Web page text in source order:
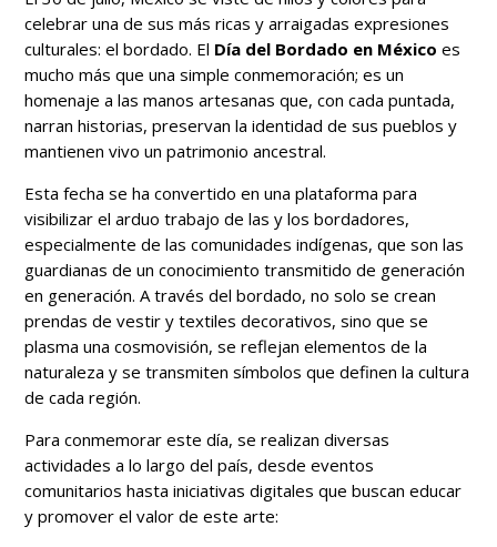
celebrar una de sus más ricas y arraigadas expresiones
culturales: el bordado. El Día del Bordado en México es
mucho más que una simple conmemoración; es un
homenaje a las manos artesanas que, con cada puntada,
narran historias, preservan la identidad de sus pueblos y
mantienen vivo un patrimonio ancestral.
Esta fecha se ha convertido en una plataforma para
visibilizar el arduo trabajo de las y los bordadores,
especialmente de las comunidades indígenas, que son las
guardianas de un conocimiento transmitido de generación
en generación. A través del bordado, no solo se crean
prendas de vestir y textiles decorativos, sino que se
plasma una cosmovisión, se reflejan elementos de la
naturaleza y se transmiten símbolos que definen la cultura
de cada región.
Para conmemorar este día, se realizan diversas
actividades a lo largo del país, desde eventos
comunitarios hasta iniciativas digitales que buscan educar
y promover el valor de este arte: